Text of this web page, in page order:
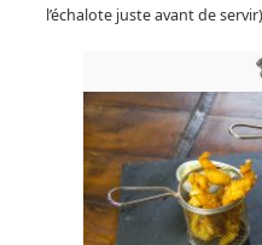
l’échalote juste avant de